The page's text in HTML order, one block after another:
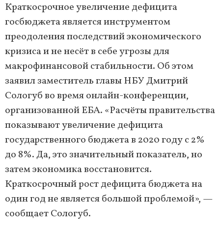
Краткосрочное увеличение дефицита
госбюджета является инструментом
преодоления последствий экономического
кризиса и не несёт в себе угрозы для
макрофинансовой стабильности. Об этом
заявил заместитель главы НБУ Дмитрий
Сологуб во время онлайн-конференции,
организованной ЕБА. «Расчёты правительства
показывают увеличение дефицита
государственного бюджета в 2020 году с 2%
до 8%. Да, это значительный показатель, но
затем экономика восстановится.
Краткосрочный рост дефицита бюджета на
один год не является большой проблемой», —
сообщает Сологуб.